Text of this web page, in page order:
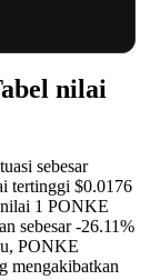
nilai
sebesar
tertinggi $0.0176
nilai 1 PONKE
sebesar-26.11%
PONKE
mengakibatkan